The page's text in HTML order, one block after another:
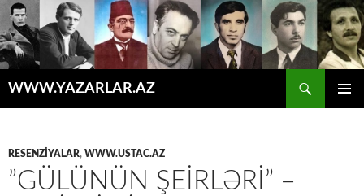
WWW.YAZARLAR.AZ
RESENZİYALAR, WWW.USTAC.AZ
”GÜLÜNÜN ŞEİRLƏRİ” –